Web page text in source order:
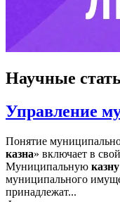
Научные
Управление
Понятие
казна» включает в
Муниципальную казну
муниципального
принадлежат...